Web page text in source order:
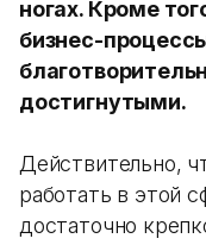
ногах. Кроме
бизнес-
достигнутыми.
Действительно,
работать в этой
достаточно